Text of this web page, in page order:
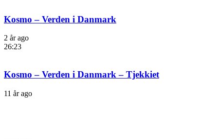
Kosmo – Verden i Danmark
2 år ago
26:23
Kosmo – Verden i Danmark – Tjekkiet
11 år ago